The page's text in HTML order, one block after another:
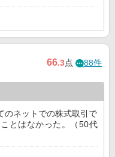
66.3点 88件
のネットでの株式取引で
とはなかった。（50代